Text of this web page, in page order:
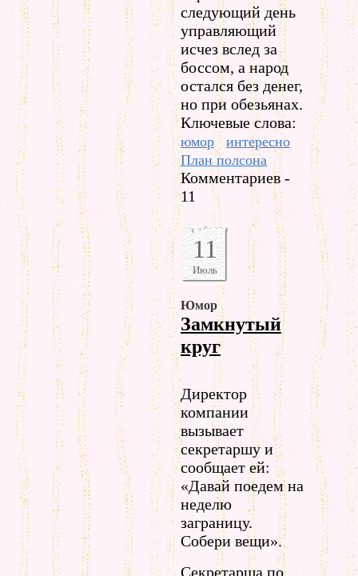
следующий день
управляющий
исчез вслед за
боссом, а народ
остался без денег,
но при обезьянах.
Ключевые слова:
юмор
интересно
План полсона
Комментариев -
11
11
Июль
Юмор
Замкнутый
круг
Директор
компании
вызывает
секретаршу и
сообщает ей:
«Давай поедем на
неделю
заграницу.
Собери вещи».
Секретарша по